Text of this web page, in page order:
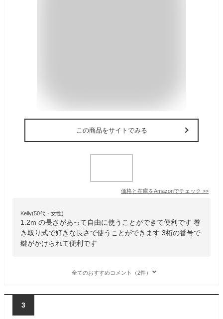
この商品をサイトでみる
価格と在庫をAmazonでチェック >>
Kelly(50代・女性)
1.2m の長さがあって自由に使うことができて便利です 巻
き取り式で好きな長さで使うことができます 3桁の番号で
鍵がかけられて便利です
全てのおすすめコメント（2件）
3